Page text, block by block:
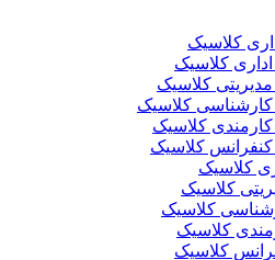
کلاسیک
کلاسیک
کلاسیک
کلاسیک
کلاسیک
کلاسیک
کلاسیک
کلاسیک
کلاسیک
کلاسیک
کلاسیک